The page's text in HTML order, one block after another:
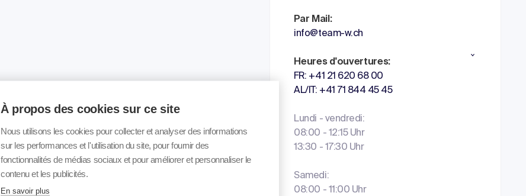
Par Mail:
info@team-w.ch
Heures d'ouvertures:
FR: +41 21 620 68 00
AL/IT: +41 71 844 45 45
Lundi - vendredi:
08:00 - 12:15 Uhr
13:30 - 17:30 Uhr
Samedi:
08:00 - 11:00 Uhr
À propos des cookies sur ce site
Nous utilisons les cookies pour collecter et analyser des informations
sur les performances et l'utilisation du site, pour fournir des
fonctionnalités de médias sociaux et pour améliorer et personnaliser le
contenu et les publicités.
En savoir plus